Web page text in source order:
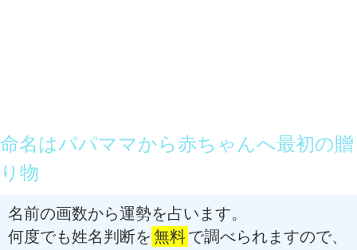
命名はパパママから赤ちゃんへ最初の贈
り物
名前の画数から運勢を占います。
何度でも姓名判断を 無料で調べられますので、